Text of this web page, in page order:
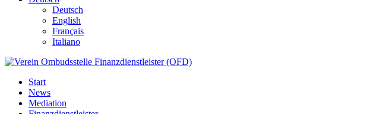
Deutsch
English
Français
Italiano
Start
News
Mediation